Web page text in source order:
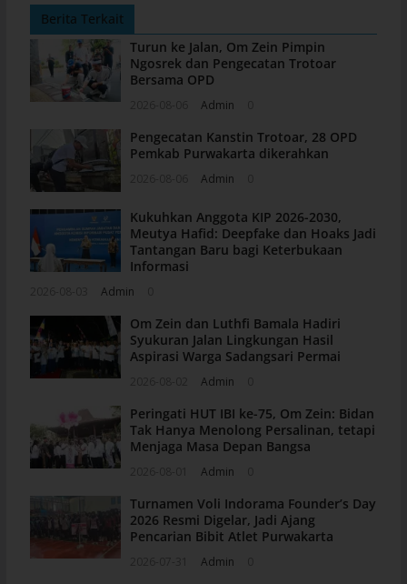
Berita Terkait
Turun ke Jalan, Om Zein Pimpin
Ngosrek dan Pengecatan Trotoar
Bersama OPD
Admin
Pengecatan Kanstin Trotoar, 28 OPD
Pemkab Purwakarta dikerahkan
Admin
Kukuhkan Anggota KIP 2026-2030,
Meutya Hafid: Deepfake dan Hoaks Jadi
Tantangan Baru bagi Keterbukaan
Informasi
Admin
Om Zein dan Luthfi Bamala Hadiri
Syukuran Jalan Lingkungan Hasil
Aspirasi Warga Sadangsari Permai
Admin
Peringati HUT IBI ke-75, Om Zein: Bidan
Tak Hanya Menolong Persalinan, tetapi
Menjaga Masa Depan Bangsa
Admin
Turnamen Voli Indorama Founder’s Day
2026 Resmi Digelar, Jadi Ajang
Pencarian Bibit Atlet Purwakarta
Admin